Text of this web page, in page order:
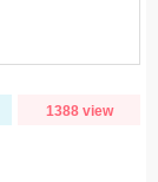
1388 view